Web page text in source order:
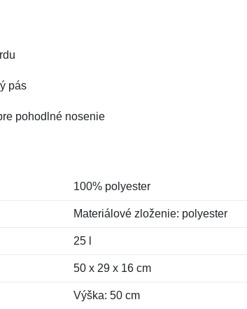
pás
pohodlné nosenie
100% polyester
Materiálové zloženie: polyester
25 l
50 x 29 x 16 cm
Výška: 50 cm